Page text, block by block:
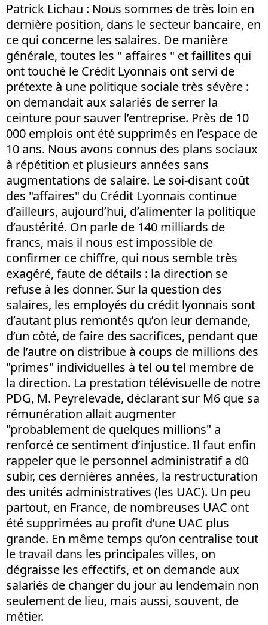
Patrick Lichau : Nous sommes de très loin en
dernière position, dans le secteur bancaire, en
ce qui concerne les salaires. De manière
générale, toutes les " affaires " et faillites qui
ont touché le Crédit Lyonnais ont servi de
prétexte à une politique sociale très sévère :
on demandait aux salariés de serrer la
ceinture pour sauver l’entreprise. Près de 10
000 emplois ont été supprimés en l’espace de
10 ans. Nous avons connus des plans sociaux
à répétition et plusieurs années sans
augmentations de salaire. Le soi-disant coût
des "affaires" du Crédit Lyonnais continue
d’ailleurs, aujourd’hui, d’alimenter la politique
d’austérité. On parle de 140 milliards de
francs, mais il nous est impossible de
confirmer ce chiffre, qui nous semble très
exagéré, faute de détails : la direction se
refuse à les donner. Sur la question des
salaires, les employés du crédit lyonnais sont
d’autant plus remontés qu’on leur demande,
d’un côté, de faire des sacrifices, pendant que
de l’autre on distribue à coups de millions des
"primes" individuelles à tel ou tel membre de
la direction. La prestation télévisuelle de notre
PDG, M. Peyrelevade, déclarant sur M6 que sa
rémunération allait augmenter
"probablement de quelques millions" a
renforcé ce sentiment d’injustice. Il faut enfin
rappeler que le personnel administratif a dû
subir, ces dernières années, la restructuration
des unités administratives (les UAC). Un peu
partout, en France, de nombreuses UAC ont
été supprimées au profit d’une UAC plus
grande. En même temps qu’on centralise tout
le travail dans les principales villes, on
dégraisse les effectifs, et on demande aux
salariés de changer du jour au lendemain non
seulement de lieu, mais aussi, souvent, de
métier.